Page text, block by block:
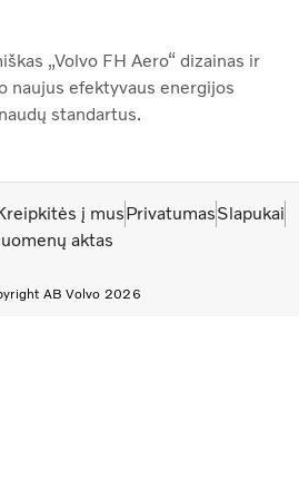
„Volvo FH Aero“ dizainas ir
naujus efektyvaus energijos
standartus.
AB Volvo 2026
į musPrivatumasSlapukai
aktas